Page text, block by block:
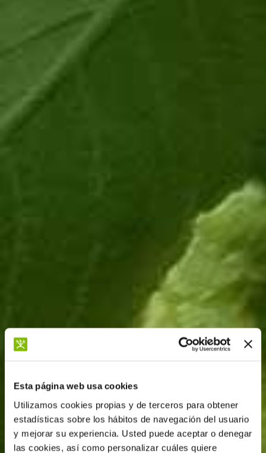
Esta página web usa cookies
Utilizamos cookies propias y de terceros para obtener
estadísticas sobre los hábitos de navegación del usuario
y mejorar su experiencia. Usted puede aceptar o denegar
las cookies, así como personalizar cuáles quiere